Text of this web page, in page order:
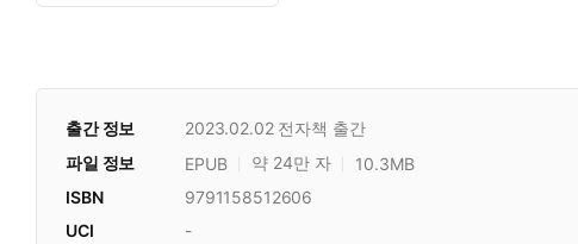
출간 정보 2023.02.02 전자책 출간
파일 정보
EPUB 약 24만 자 10.3MB
ISBN
9791158512606
UCI
-